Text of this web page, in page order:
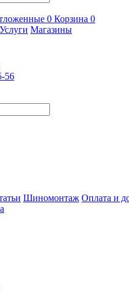
0 Корзина 0
Услуги Магазины
56
Шиномонтаж Оплата и